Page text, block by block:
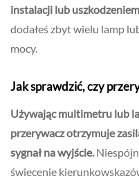
instalacji lub
dodałeś zbyt wielu lamp
mocy.
Jak sprawdzić, czy
Używając multimetru lub
przerywacz otrzymuje
sygnał na wyjście.
świecenie